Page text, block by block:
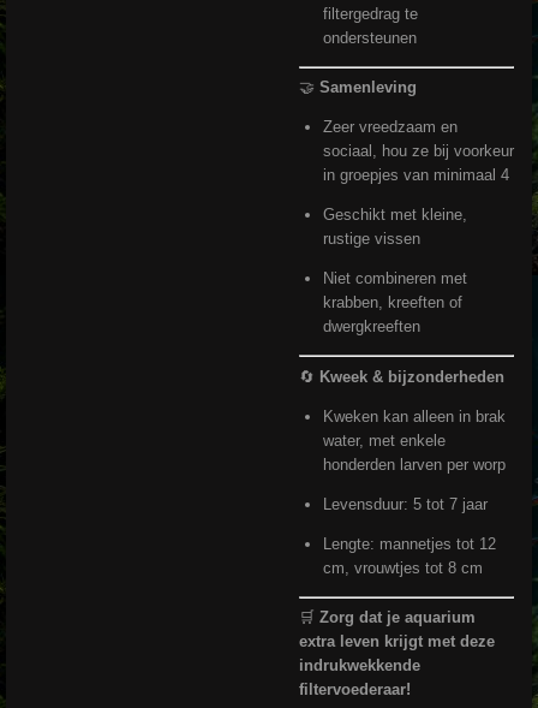
filtergedrag te
ondersteunen
🤝 Samenleving
Zeer vreedzaam en
sociaal, hou ze bij voorkeur
in groepjes van minimaal 4
Geschikt met kleine,
rustige vissen
Niet combineren met
krabben, kreeften of
dwergkreeften
🔄 Kweek & bijzonderheden
Kweken kan alleen in brak
water, met enkele
honderden larven per worp
Levensduur: 5 tot 7 jaar
Lengte: mannetjes tot 12
cm, vrouwtjes tot 8 cm
🛒 Zorg dat je aquarium
extra leven krijgt met deze
indrukwekkende
filtervoederaar!